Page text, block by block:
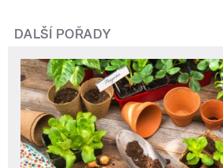
DALŠÍ POŘADY